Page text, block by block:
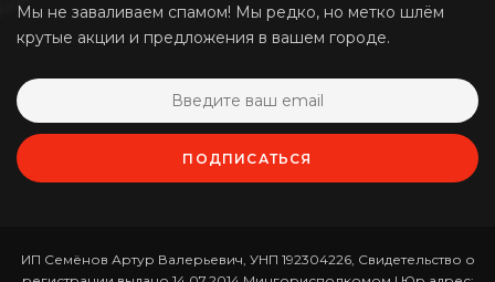
Мы не заваливаем спамом! Мы редко, но метко шлём
крутые акции и предложения в вашем городе.
ПОДПИСАТЬСЯ
ИП Семёнов Артур Валерьевич, УНП 192304226, Свидетельство о